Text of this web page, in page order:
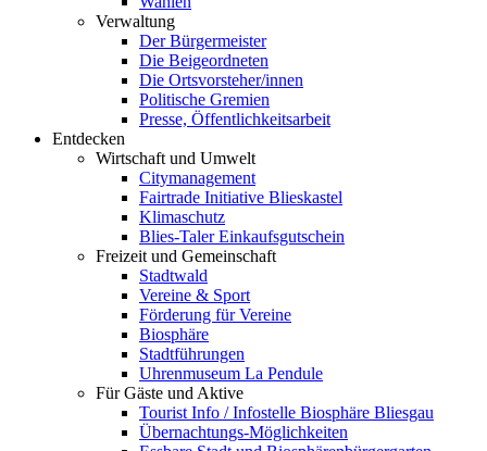
Verwaltung
Der Bürgermeister
Die Beigeordneten
Die Ortsvorsteher/innen
Politische Gremien
Presse, Öffentlichkeitsarbeit
Entdecken
Wirtschaft und Umwelt
Citymanagement
Fairtrade Initiative Blieskastel
Klimaschutz
Blies-Taler Einkaufsgutschein
Freizeit und Gemeinschaft
Stadtwald
Vereine & Sport
Förderung für Vereine
Biosphäre
Stadtführungen
Uhrenmuseum La Pendule
Für Gäste und Aktive
Tourist Info / Infostelle Biosphäre Bliesgau
Übernachtungs-Möglichkeiten